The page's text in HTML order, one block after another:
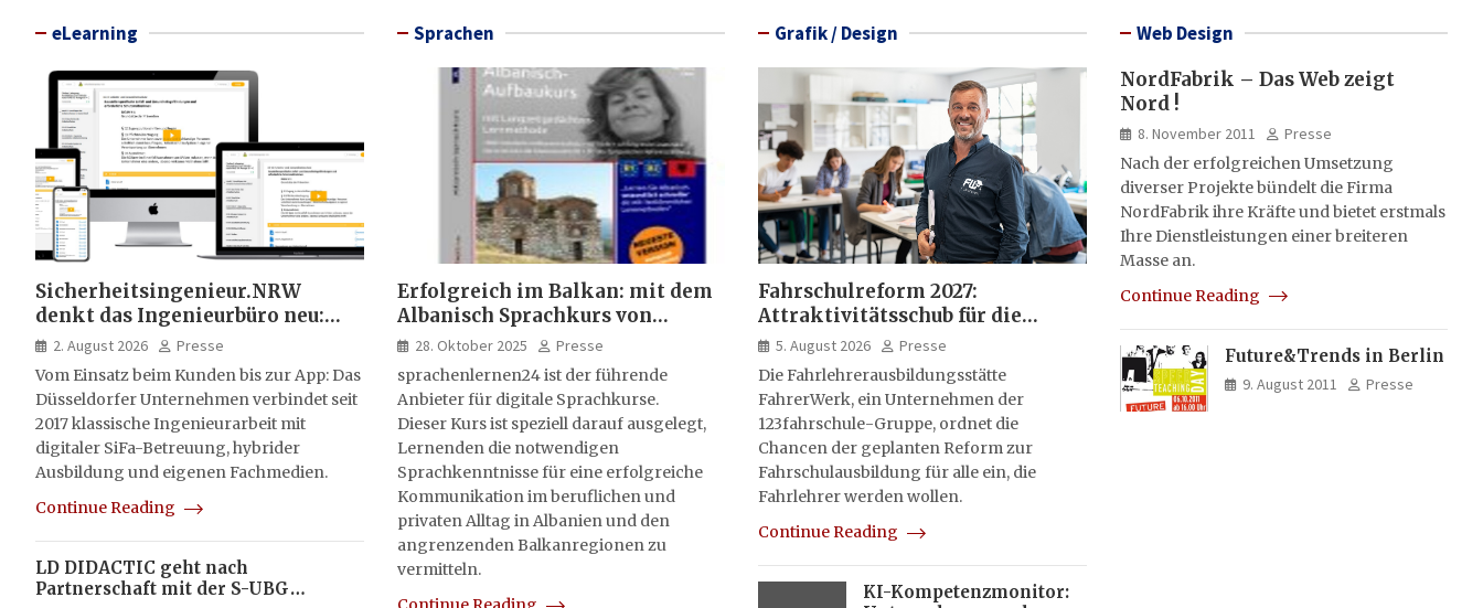
eLearning
Sicherheitsingenieur.NRW
denkt das Ingenieurbüro neu:
HSE-Beratung wird digital,
hybrid und multimedial
2. August 2026
Presse
Vom Einsatz beim Kunden bis zur App: Das
Düsseldorfer Unternehmen verbindet seit
2017 klassische Ingenieurarbeit mit
digitaler SiFa-Betreuung, hybrider
Ausbildung und eigenen Fachmedien.
Continue Reading
LD DIDACTIC geht nach
Partnerschaft mit der S-UBG
Sprachen
Erfolgreich im Balkan: mit dem
Albanisch Sprachkurs von
sprachenlernen24
28. Oktober 2025
Presse
sprachenlernen24 ist der führende
Anbieter für digitale Sprachkurse.
Dieser Kurs ist speziell darauf ausgelegt,
Lernenden die notwendigen
Sprachkenntnisse für eine erfolgreiche
Kommunikation im beruflichen und
privaten Alltag in Albanien und den
angrenzenden Balkanregionen zu
vermitteln.
Grafik / Design
Fahrschulreform 2027:
Attraktivitätsschub für die
Fahrlehrerausbildung
5. August 2026
Presse
Die Fahrlehrerausbildungsstätte
FahrerWerk, ein Unternehmen der
123fahrschule-Gruppe, ordnet die
Chancen der geplanten Reform zur
Fahrschulausbildung für alle ein, die
Fahrlehrer werden wollen.
Continue Reading
KI-Kompetenzmonitor:
Web Design
NordFabrik – Das Web zeigt
Nord !
8. November 2011
Presse
Nach der erfolgreichen Umsetzung
diverser Projekte bündelt die Firma
NordFabrik ihre Kräfte und bietet erstmals
Ihre Dienstleistungen einer breiteren
Masse an.
Continue Reading
Future&Trends in Berlin
9. August 2011 Presse